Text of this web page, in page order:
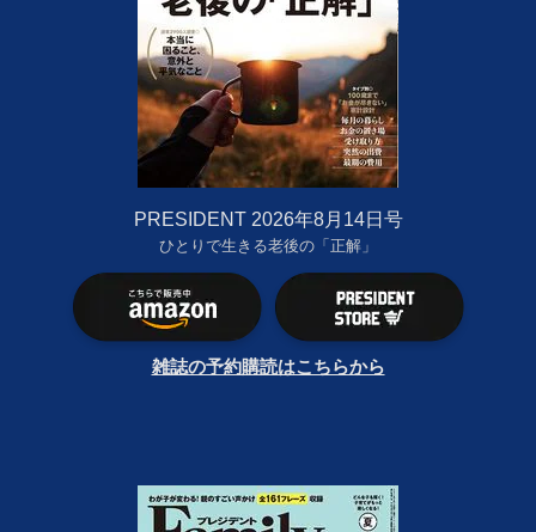
PRESIDENT 2026年8月14日号
ひとりで生きる老後の「正解」
雑誌の予約購読はこちらから